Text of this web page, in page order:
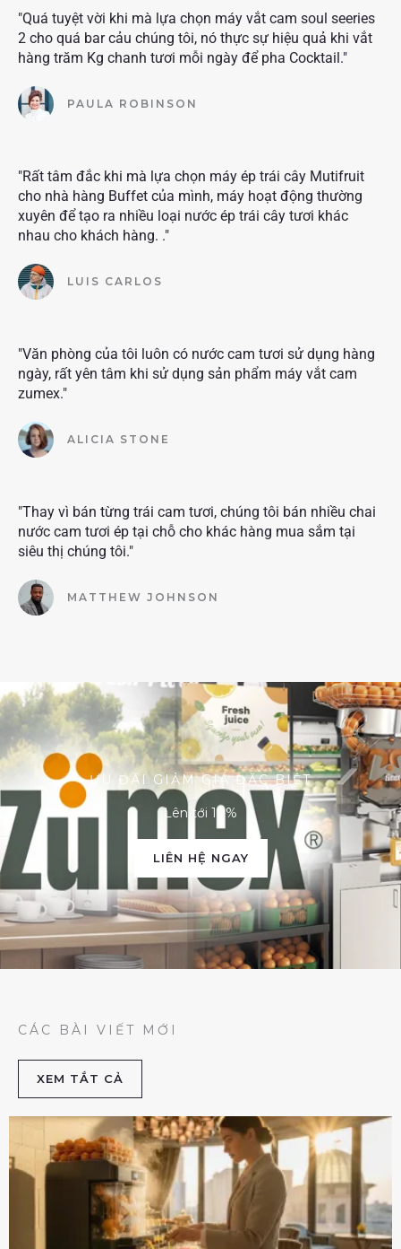
"Quá tuyệt vời khi mà lựa chọn máy vắt cam soul seeries
2 cho quá bar cảu chúng tôi, nó thực sự hiệu quả khi vắt
hàng trăm Kg chanh tươi mỗi ngày để pha Cocktail."
PAULA ROBINSON
"Rất tâm đắc khi mà lựa chọn máy ép trái cây Mutifruit
cho nhà hàng Buffet của mình, máy hoạt động thường
xuyên để tạo ra nhiều loại nước ép trái cây tươi khác
nhau cho khách hàng. ."
LUIS CARLOS
"Văn phòng của tôi luôn có nước cam tươi sử dụng hàng
ngày, rất yên tâm khi sử dụng sản phẩm máy vắt cam
zumex."
ALICIA STONE
"Thay vì bán từng trái cam tươi, chúng tôi bán nhiều chai
nước cam tươi ép tại chỗ cho khác hàng mua sắm tại
siêu thị chúng tôi."
MATTHEW JOHNSON
ƯU ĐÃI GIẢM GIÁ ĐẶC BIỆT
Lên tới 10%
LIÊN HỆ NGAY
CÁC BÀI VIẾT MỚI
XEM TẮT CẢ